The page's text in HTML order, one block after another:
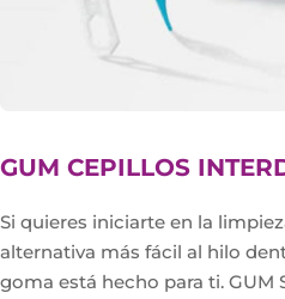
GUM CEPILLOS
Si quieres iniciarte en la
alternativa más fácil al hilo
goma está hecho para ti. GUM